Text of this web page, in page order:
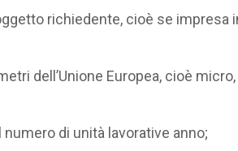
richiedente, cioè se impresa
dell’Unione Europea, cioè
di unità lavorative anno;